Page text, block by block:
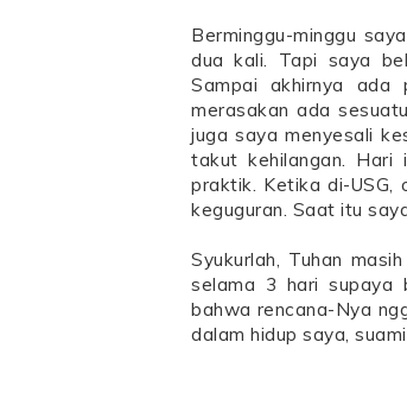
Berminggu-minggu
dua kali. Tapi saya
Sampai akhirnya
merasakan ada
juga saya menyesali
takut kehilangan. Hari
praktik. Ketika di-
keguguran. Saat itu
Syukurlah, Tuhan
selama 3 hari supaya
bahwa rencana-Nya
dalam hidup saya,